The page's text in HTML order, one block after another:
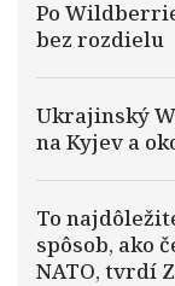
Po
bez rozdielu
Ukrajinský
na Kyjev a
To
spôsob, ako
NATO, tvrdí